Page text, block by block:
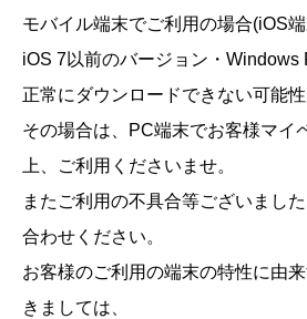
モバイル端末でご利用の場合(iOS端
iOS 7以前のバージョン・Windows
正常にダウンロードできない可能性
その場合は、PC端末でお客様マイ
上、ご利用くださいませ。
またご利用の不具合等ございまし
合わせください。
お客様のご利用の端末の特性に由
きましては、